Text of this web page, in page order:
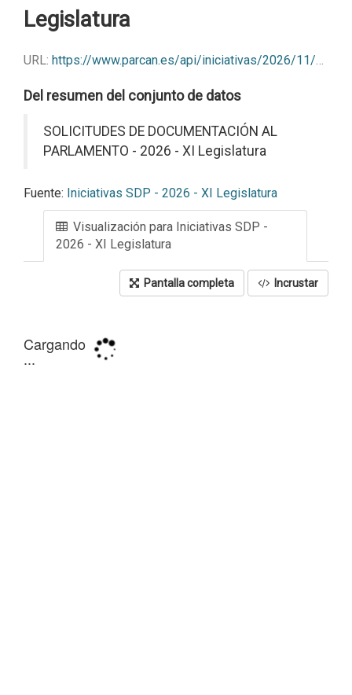
Legislatura
URL: https://www.parcan.es/api/iniciativas/2026/11/SDP?format=csv
Del resumen del conjunto de datos
SOLICITUDES DE DOCUMENTACIÓN AL
PARLAMENTO - 2026 - XI Legislatura
Fuente: Iniciativas SDP - 2026 - XI Legislatura
Visualización para Iniciativas SDP -
2026 - XI Legislatura
Pantalla completa Incrustar